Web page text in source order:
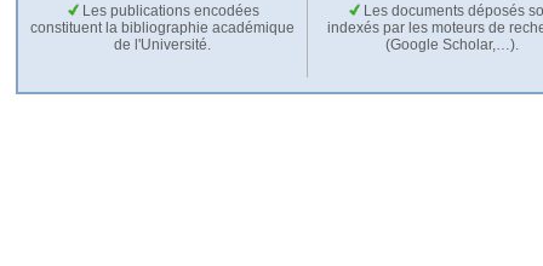
Les publications encodées
constituent la bibliographie académique
de l'Université.
Les documents déposés
indexés par les moteurs de
(Google Scholar,…).